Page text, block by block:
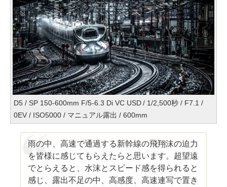
D5 / SP 150-600mm F/5-6.3 Di VC USD / 1/2,500秒 / F7.1 /
0EV / ISO5000 / マニュアル露出 / 600mm
雨の中、高速で通過する新幹線の飛翔沫の迫力
を皆様に感じてもらえたらと思います。超望遠
でとらえると、水沫とスピード感を得られると
感じ、露出不足の中、高感度、高速連写で置き